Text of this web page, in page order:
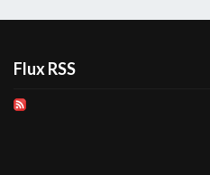
Flux RSS